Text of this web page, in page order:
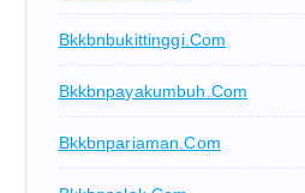
Bkkbnbukittinggi.com
Bkkbnpayakumbuh.com
Bkkbnpariaman.com